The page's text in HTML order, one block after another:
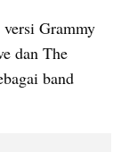
Grammy
dan The
band